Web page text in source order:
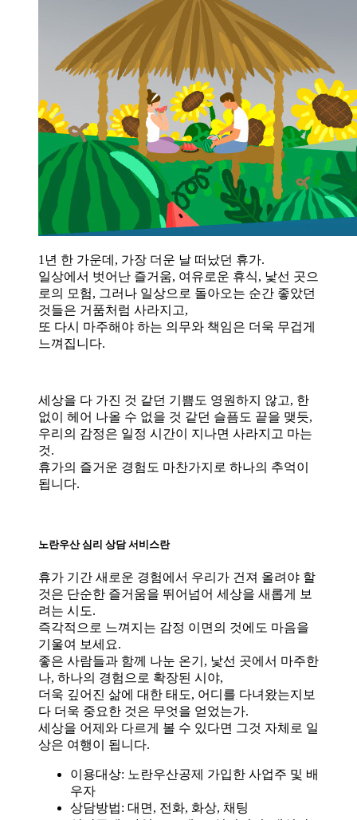
1년 한 가운데, 가장 더운 날 떠났던 휴가.
일상에서 벗어난 즐거움, 여유로운 휴식, 낯선 곳으
로의 모험, 그러나 일상으로 돌아오는 순간 좋았던
것들은 거품처럼 사라지고,
또 다시 마주해야 하는 의무와 책임은 더욱 무겁게
느껴집니다.
세상을 다 가진 것 같던 기쁨도 영원하지 않고, 한
없이 헤어 나올 수 없을 것 같던 슬픔도 끝을 맺듯,
우리의 감정은 일정 시간이 지나면 사라지고 마는
것.
휴가의 즐거운 경험도 마찬가지로 하나의 추억이
됩니다.
노란우산 심리 상담 서비스란
휴가 기간 새로운 경험에서 우리가 건져 올려야 할
것은 단순한 즐거움을 뛰어넘어 세상을 새롭게 보
려는 시도.
즉각적으로 느껴지는 감정 이면의 것에도 마음을
기울여 보세요.
좋은 사람들과 함께 나눈 온기, 낯선 곳에서 마주한
나, 하나의 경험으로 확장된 시야,
더욱 깊어진 삶에 대한 태도, 어디를 다녀왔는지보
다 더욱 중요한 것은 무엇을 얻었는가.
세상을 어제와 다르게 볼 수 있다면 그것 자체로 일
상은 여행이 됩니다.
이용대상: 노란우산공제 가입한 사업주 및 배
우자
상담방법: 대면, 전화, 화상, 채팅